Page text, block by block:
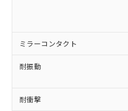
ミラーコンタクト
耐振動
耐衝撃